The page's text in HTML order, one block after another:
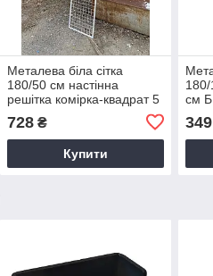
Металева біла сітка
180/50 см настінна
решітка комірка-квадрат 5
728₴
Купити
180/
см
349